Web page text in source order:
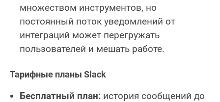
множеством инструментов, но
постоянный поток уведомлений от
интеграций может перегружать
пользователей и мешать работе.
Тарифные планы Slack
Бесплатный план: история сообщений до